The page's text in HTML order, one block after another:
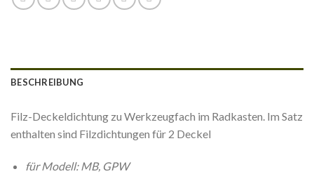
BESCHREIBUNG
Filz-Deckeldichtung zu Werkzeugfach im Radkasten. Im Satz
enthalten sind Filzdichtungen für 2 Deckel
für Modell: MB, GPW